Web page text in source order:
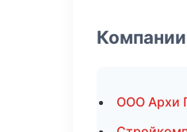
ООО Архи